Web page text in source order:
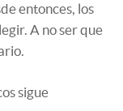
entonces, los
A no ser que
sigue